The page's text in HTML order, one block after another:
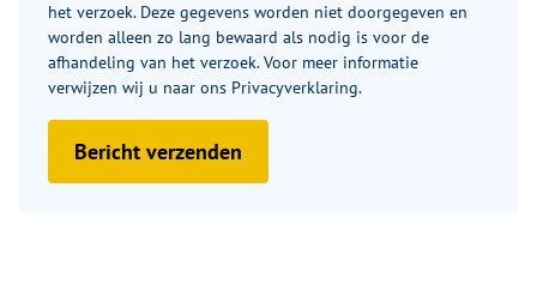
het verzoek. Deze gegevens worden niet doorgegeven en
worden alleen zo lang bewaard als nodig is voor de
afhandeling van het verzoek. Voor meer informatie
verwijzen wij u naar ons Privacyverklaring.
Bericht verzenden